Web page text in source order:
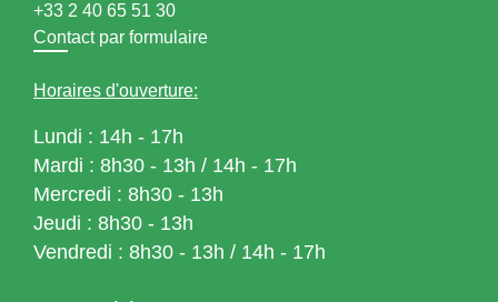
+33 2 40 65 51 30
Contact par formulaire
Horaires d'ouverture:
Lundi : 14h - 17h
Mardi : 8h30 - 13h / 14h - 17h
Mercredi : 8h30 - 13h
Jeudi : 8h30 - 13h
Vendredi : 8h30 - 13h / 14h - 17h